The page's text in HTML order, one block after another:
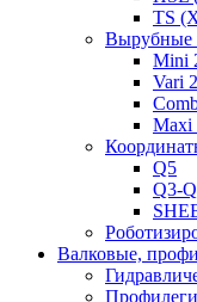
TS
Вырубные
Mini
Vari
Maxi
Q5
Q3-
Валковые,